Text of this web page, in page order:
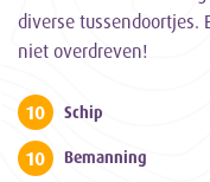
diverse tussendoortjes.
niet overdreven!
10 Schip
10 Bemanning